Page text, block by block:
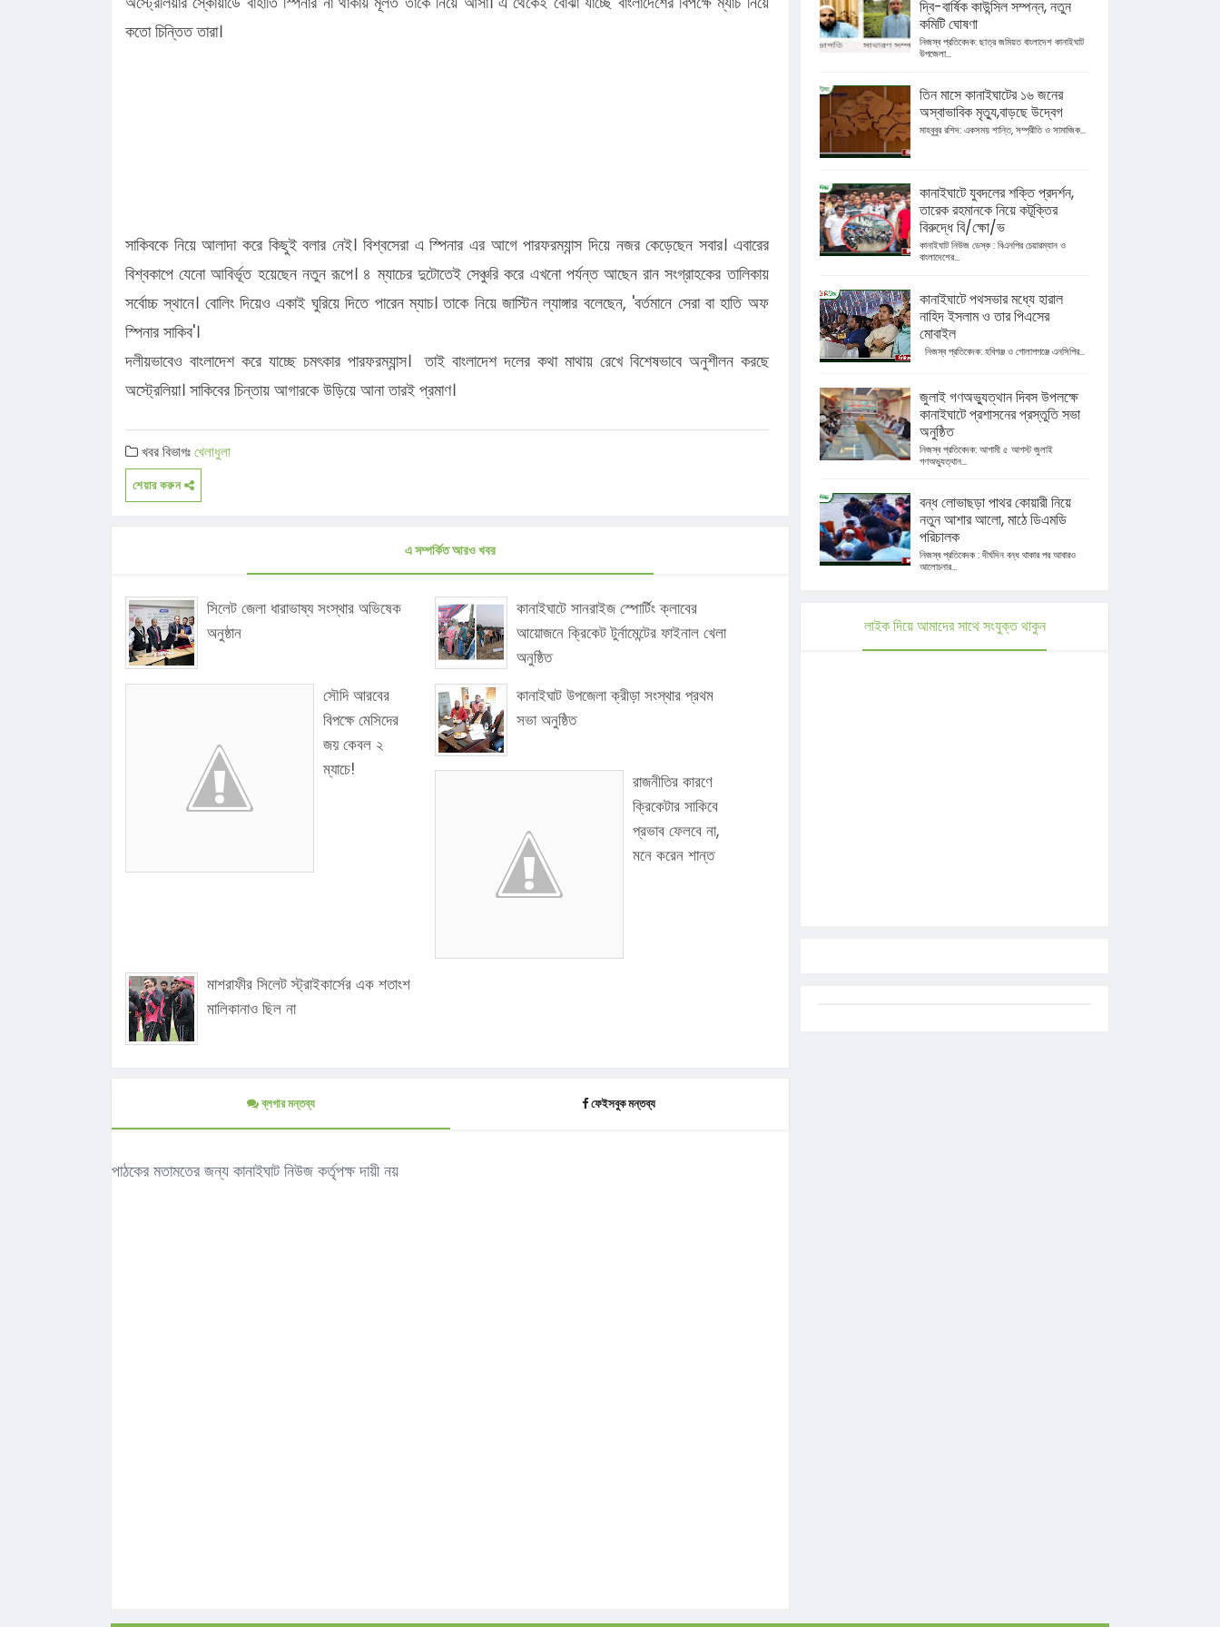
কতো চিন্তিত তারা।
সাকিবকে নিয়ে আলাদা করে কিছুই বলার নেই। বিশ্বসেরা এ স্পিনার এর আগে পারফরম্যান্স দিয়ে নজর কেড়েছেন সবার। এবারের
বিশ্বকাপে যেনো আবির্ভূত হয়েছেন নতুন রূপে। ৪ ম্যাচের দুটোতেই সেঞ্চুরি করে এখনো পর্যন্ত আছেন রান সংগ্রাহকের তালিকায়
সর্বোচ্চ স্থানে। বোলিং দিয়েও একাই ঘুরিয়ে দিতে পারেন ম্যাচ। তাকে নিয়ে জাস্টিন ল্যাঙ্গার বলেছেন, 'বর্তমানে সেরা বা হাতি অফ
স্পিনার সাকিব'।
দলীয়ভাবেও বাংলাদেশ করে যাচ্ছে চমৎকার পারফরম্যান্স। তাই বাংলাদেশ দলের কথা মাথায় রেখে বিশেষভাবে অনুশীলন করছে
অস্ট্রেলিয়া। সাকিবের চিন্তায় আগারকে উড়িয়ে আনা তারই প্রমাণ।
খবর বিভাগঃখেলাধুলা
শেয়ার করুন
এ সম্পর্কিত আরও খবর
সিলেট জেলা ধারাভাষ্য সংস্থার অভিষেক
অনুষ্ঠান
কানাইঘাটে সানরাইজ স্পোর্টিং ক্লাবের
আয়োজনে ক্রিকেট টুর্নামেন্টের ফাইনাল খেলা
অনুষ্ঠিত
সৌদি আরবের
বিপক্ষে মেসিদের
জয় কেবল ২
ম্যাচে!
কানাইঘাট উপজেলা ক্রীড়া সংস্থার প্রথম
সভা অনুষ্ঠিত
রাজনীতির কারণে
ক্রিকেটার সাকিবে
প্রভাব ফেলবে না,
মনে করেন শান্ত
মাশরাফীর সিলেট স্ট্রাইকার্সের এক শতাংশ
মালিকানাও ছিল না
ব্লগার মন্তব্য ফেইসবুক মন্তব্য
পাঠকের মতামতের জন্য কানাইঘাট নিউজ কর্তৃপক্ষ দায়ী নয়
দ্বি-বার্ষিক কাউন্সিল সম্পন্ন, নতুন
কমিটি ঘোষণা
নিজস্ব প্রতিবেদক: ছাত্র জমিয়ত বাংলাদেশ কানাইঘাট
উপজেলা...
তিন মাসে কানাইঘাটের ১৬ জনের
অস্বাভাবিক মৃত্যু,বাড়ছে উদ্বেগ
মাহবুবুর রশিদ: একসময় শান্তি, সম্প্রীতি ও সামাজিক...
কানাইঘাটে যুবদলের শক্তি প্রদর্শন,
তারেক রহমানকে নিয়ে কটূক্তির
বিরুদ্ধে বি/ক্ষো/ভ
কানাইঘাট নিউজ ডেস্ক : বিএনপির চেয়ারম্যান ও
বাংলাদেশের...
কানাইঘাটে পথসভার মধ্যে হারাল
নাহিদ ইসলাম ও তার পিএসের
মোবাইল
নিজস্ব প্রতিবেদক: হবিগঞ্জ ও গোলাপগঞ্জে এনসিপির...
জুলাই গণঅভ্যুত্থান দিবস উপলক্ষে
কানাইঘাটে প্রশাসনের প্রস্তুতি সভা
অনুষ্ঠিত
নিজস্ব প্রতিবেদক: আগামী ৫ আগস্ট জুলাই
গণঅভ্যুত্থান...
বন্ধ লোভাছড়া পাথর কোয়ারী নিয়ে
নতুন আশার আলো, মাঠে ডিএমডি
পরিচালক
নিজস্ব প্রতিবেদক : দীর্ঘদিন বন্ধ থাকার পর আবারও
আলোচনার...
লাইক দিয়ে আমাদের সাথে সংযুক্ত থাকুন